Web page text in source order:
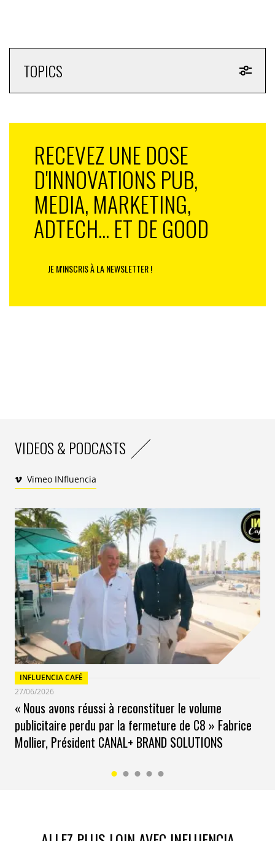
TOPICS
RECEVEZ UNE DOSE
D'INNOVATIONS PUB,
MEDIA, MARKETING,
ADTECH... ET DE GOOD
JE M'INSCRIS À LA NEWSLETTER !
VIDEOS & PODCASTS
Vimeo INfluencia
INFLUENCIA CAFÉ
27/06/2026
« Nous avons réussi à reconstituer le volume
publicitaire perdu par la fermeture de C8 » Fabrice
Mollier, Président CANAL+ BRAND SOLUTIONS